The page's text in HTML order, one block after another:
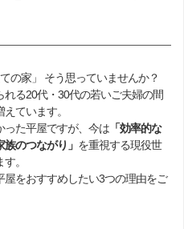
の家」 そう思っていませんか？
る20代・30代の若いご夫婦の間
ています。
った平屋ですが、今は 「効率的な
族のつながり」 を重視する現役世
。
をおすすめしたい3つの理由をご